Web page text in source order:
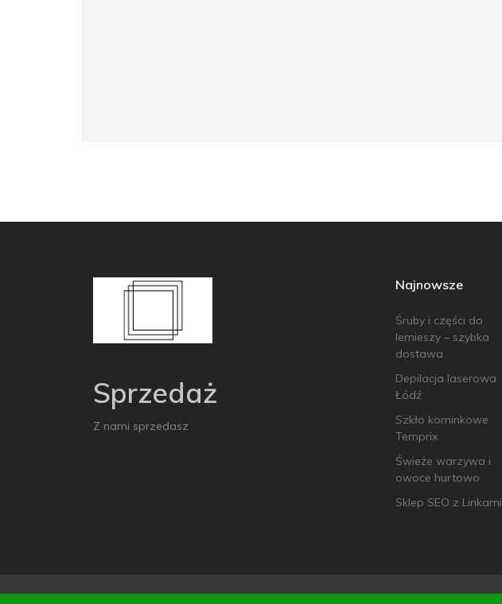
Sprzedaż
Z nami sprzedasz
Najnowsze
Śruby i części do
lemieszy – szybka
dostawa
Depilacja laserowa
Łódź
Szkło kominkowe
Temprix
Świeże warzywa i
owoce hurtowo
Sklep SEO z Linkami